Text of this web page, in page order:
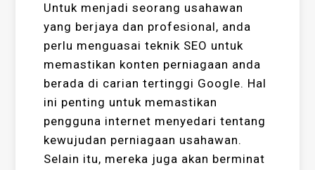
Untuk menjadi seorang usahawan
yang berjaya dan profesional, anda
perlu menguasai teknik SEO untuk
memastikan konten perniagaan anda
berada di carian tertinggi Google. Hal
ini penting untuk memastikan
pengguna internet menyedari tentang
kewujudan perniagaan usahawan.
Selain itu, mereka juga akan berminat